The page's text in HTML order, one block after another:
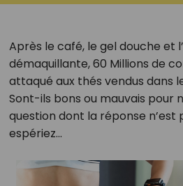
Après le café, le gel douche et
démaquillante, 60 Millions de
attaqué aux thés vendus dans
Sont-ils bons ou mauvais pour
question dont la réponse n’est
espériez…